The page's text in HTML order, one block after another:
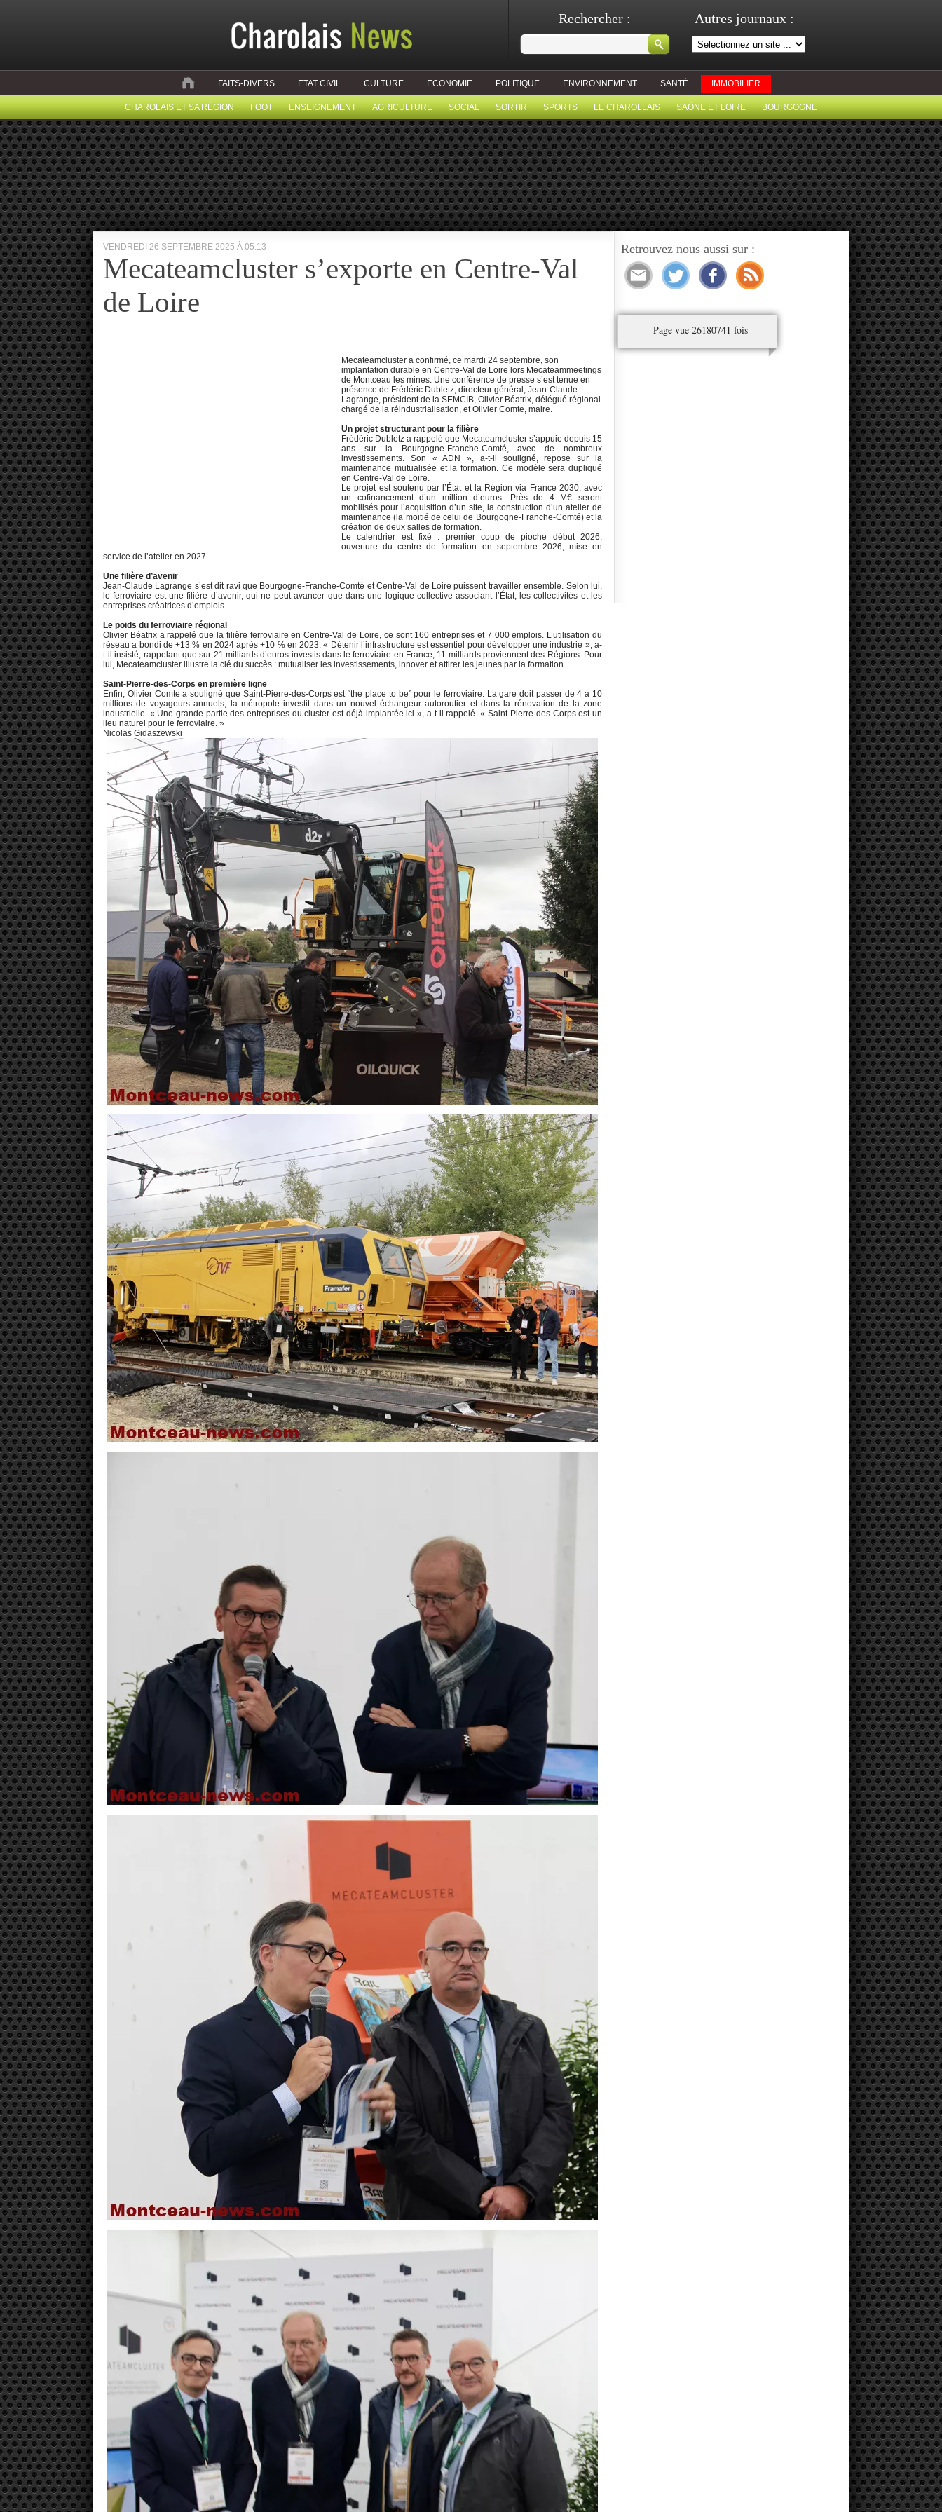
Autres journaux :
Rechercher :
FAITS-DIVERS ETAT CIVIL CULTURE ECONOMIE POLITIQUE ENVIRONNEMENT SANTÉ IMMOBILIER
CHAROLAIS ET SA RÉGION FOOT ENSEIGNEMENT AGRICULTURE SOCIAL SORTIR SPORTS LE CHAROLLAIS SAÔNE ET LOIRE BOURGOGNE
VENDREDI 26 SEPTEMBRE 2025 À 05:13
Mecateamcluster s’exporte en Centre-Val
de Loire
Mecateamcluster a confirmé, ce mardi 24 septembre, son
implantation durable en Centre-Val de Loire lors Mecateammeetings
de Montceau les mines. Une conférence de presse s’est tenue en
présence de Frédéric Dubletz, directeur général, Jean-Claude
Lagrange, président de la SEMCIB, Olivier Béatrix, délégué régional
chargé de la réindustrialisation, et Olivier Comte, maire.
Un projet structurant pour la filière
Frédéric Dubletz a rappelé que Mecateamcluster s’appuie depuis 15
ans sur la Bourgogne-Franche-Comté, avec de nombreux
investissements. Son « ADN », a-t-il souligné, repose sur la
maintenance mutualisée et la formation. Ce modèle sera dupliqué
en Centre-Val de Loire.
Le projet est soutenu par l’État et la Région via France 2030, avec
un cofinancement d’un million d’euros. Près de 4 M€ seront
mobilisés pour l’acquisition d’un site, la construction d’un atelier de
maintenance (la moitié de celui de Bourgogne-Franche-Comté) et la
création de deux salles de formation.
Le calendrier est fixé : premier coup de pioche début 2026,
ouverture du centre de formation en septembre 2026, mise en
service de l’atelier en 2027.
Une filière d’avenir
Jean-Claude Lagrange s’est dit ravi que Bourgogne-Franche-Comté et Centre-Val de Loire puissent travailler ensemble. Selon lui,
le ferroviaire est une filière d’avenir, qui ne peut avancer que dans une logique collective associant l’État, les collectivités et les
entreprises créatrices d’emplois.
Le poids du ferroviaire régional
Olivier Béatrix a rappelé que la filière ferroviaire en Centre-Val de Loire, ce sont 160 entreprises et 7 000 emplois. L’utilisation du
réseau a bondi de +13 % en 2024 après +10 % en 2023. « Détenir l’infrastructure est essentiel pour développer une industrie », a-
t-il insisté, rappelant que sur 21 milliards d’euros investis dans le ferroviaire en France, 11 milliards proviennent des Régions. Pour
lui, Mecateamcluster illustre la clé du succès : mutualiser les investissements, innover et attirer les jeunes par la formation.
Saint-Pierre-des-Corps en première ligne
Enfin, Olivier Comte a souligné que Saint-Pierre-des-Corps est “the place to be” pour le ferroviaire. La gare doit passer de 4 à 10
millions de voyageurs annuels, la métropole investit dans un nouvel échangeur autoroutier et dans la rénovation de la zone
industrielle. « Une grande partie des entreprises du cluster est déjà implantée ici », a-t-il rappelé. « Saint-Pierre-des-Corps est un
lieu naturel pour le ferroviaire. »
Nicolas Gidaszewski
Retrouvez nous aussi sur :
Page vue 26180741 fois